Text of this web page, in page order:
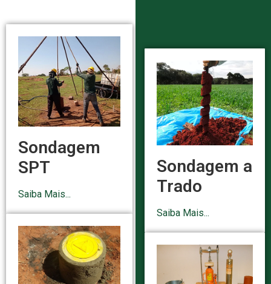
Sondagem
SPT
Saiba Mais...
Sondagem a
Trado
Saiba Mais...